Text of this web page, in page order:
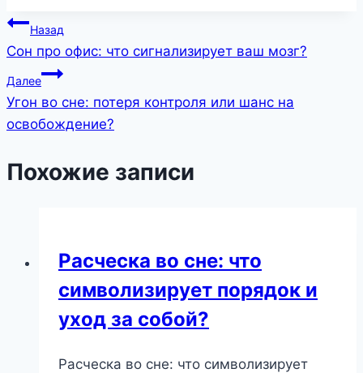
Навигация
по
записям
Назад
Сон про офис: что сигнализирует ваш мозг?
Далее
Угон во сне: потеря контроля или шанс на
освобождение?
Похожие записи
Расческа во сне: что
символизирует порядок и
уход за собой?
Расческа во сне: что символизирует